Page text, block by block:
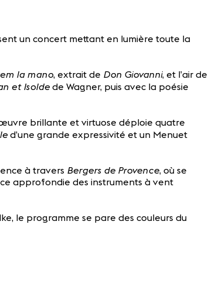
un concert mettant en lumière toute la
la mano, extrait de Don Giovanni, et l’air de
et Isolde de Wagner, puis avec la poésie
brillante et virtuose déploie quatre
d’une grande expressivité et un Menuet
à travers Bergers de Provence, où se
approfondie des instruments à vent
le programme se pare des couleurs du